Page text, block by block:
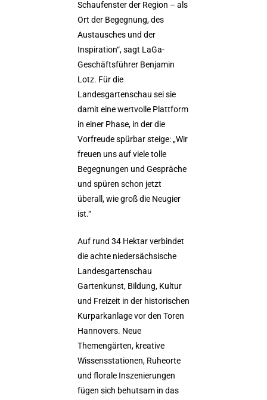
Schaufenster der Region – als
Ort der Begegnung, des
Austausches und der
Inspiration“, sagt LaGa-
Geschäftsführer Benjamin
Lotz. Für die
Landesgartenschau sei sie
damit eine wertvolle Plattform
in einer Phase, in der die
Vorfreude spürbar steige: „Wir
freuen uns auf viele tolle
Begegnungen und Gespräche
und spüren schon jetzt
überall, wie groß die Neugier
ist.“
Auf rund 34 Hektar verbindet
die achte niedersächsische
Landesgartenschau
Gartenkunst, Bildung, Kultur
und Freizeit in der historischen
Kurparkanlage vor den Toren
Hannovers. Neue
Themengärten, kreative
Wissensstationen, Ruheorte
und florale Inszenierungen
fügen sich behutsam in das